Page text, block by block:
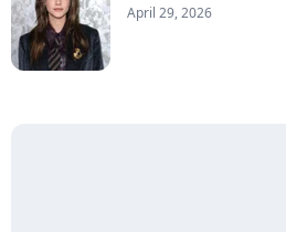
April 29, 2026